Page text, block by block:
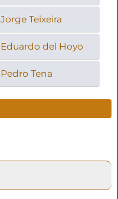
Jorge Teixeira
Eduardo del Hoyo
Pedro Tena